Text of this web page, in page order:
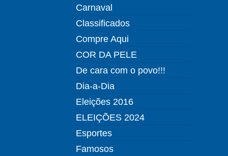
Carnaval
Classificados
Compre Aqui
COR DA PELE
De cara com o povo!!!
Dia-a-Dia
Eleições 2016
ELEIÇÕES 2024
Esportes
Famosos